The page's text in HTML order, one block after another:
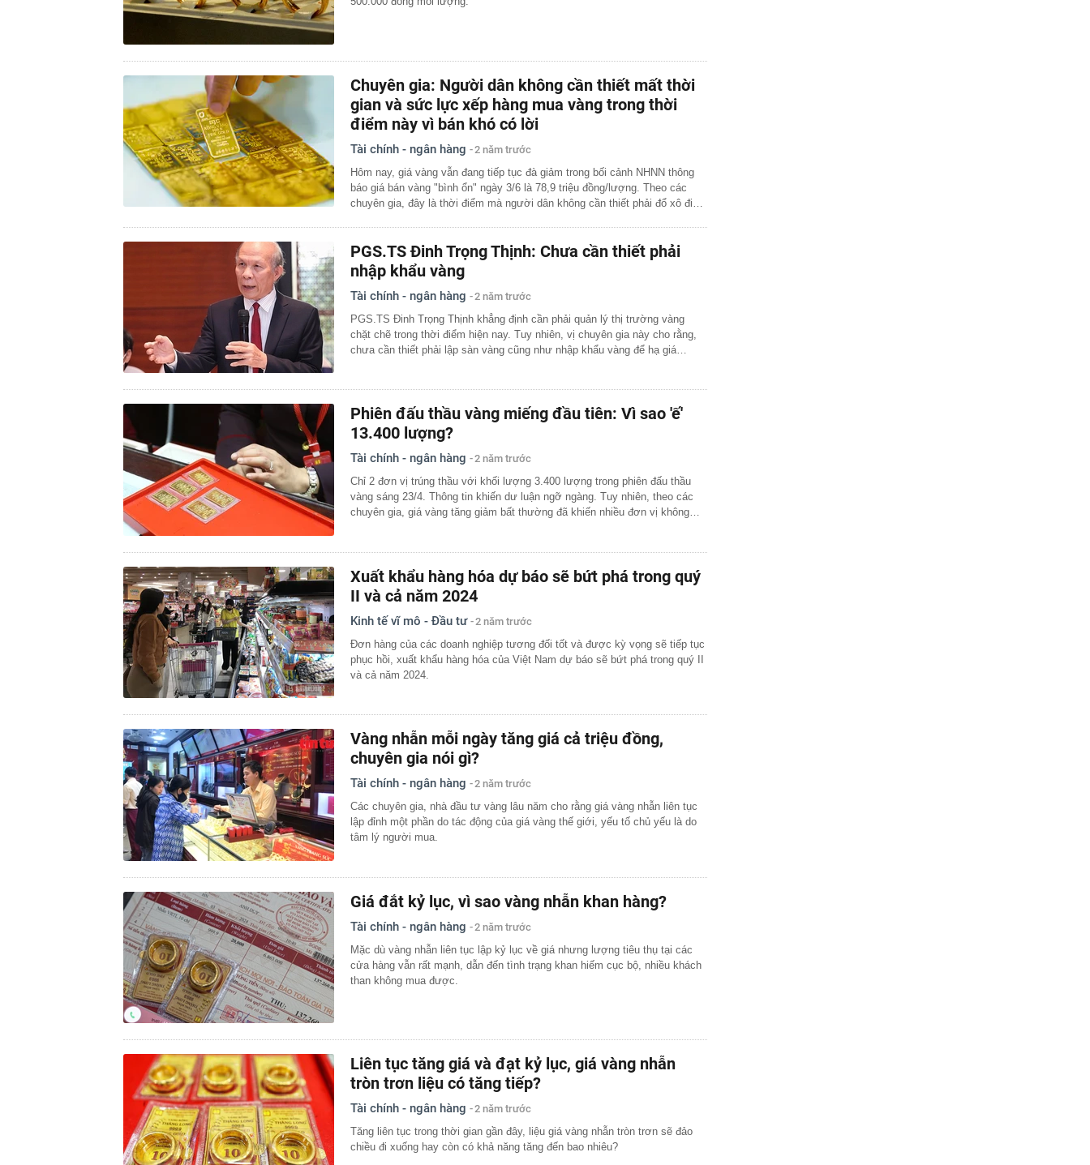
Chuyên gia: Người dân không cần thiết mất thời
gian và sức lực xếp hàng mua vàng trong thời
điểm này vì bán khó có lời
Tài chính - ngân hàng
2 năm trước
Hôm nay, giá vàng vẫn đang tiếp tục đà giảm trong bối cảnh NHNN thông
báo giá bán vàng "bình ổn" ngày 3/6 là 78,9 triệu đồng/lượng. Theo các
chuyên gia, đây là thời điểm mà người dân không cần thiết phải đổ xô đi…
PGS.TS Đinh Trọng Thịnh: Chưa cần thiết phải
nhập khẩu vàng
Tài chính - ngân hàng
2 năm trước
PGS.TS Đinh Trọng Thịnh khẳng định cần phải quản lý thị trường vàng
chặt chẽ trong thời điểm hiện nay. Tuy nhiên, vị chuyên gia này cho rằng,
chưa cần thiết phải lập sàn vàng cũng như nhập khẩu vàng để hạ giá…
Phiên đấu thầu vàng miếng đầu tiên: Vì sao 'ế'
13.400 lượng?
Tài chính - ngân hàng
2 năm trước
Chỉ 2 đơn vị trúng thầu với khối lượng 3.400 lượng trong phiên đấu thầu
vàng sáng 23/4. Thông tin khiến dư luận ngỡ ngàng. Tuy nhiên, theo các
chuyên gia, giá vàng tăng giảm bất thường đã khiến nhiều đơn vị không…
Xuất khẩu hàng hóa dự báo sẽ bứt phá trong quý
II và cả năm 2024
Kinh tế vĩ mô - Đầu tư
2 năm trước
Đơn hàng của các doanh nghiệp tương đối tốt và được kỳ vọng sẽ tiếp tục
phục hồi, xuất khẩu hàng hóa của Việt Nam dự báo sẽ bứt phá trong quý II
và cả năm 2024.
Vàng nhẫn mỗi ngày tăng giá cả triệu đồng,
chuyên gia nói gì?
Tài chính - ngân hàng
2 năm trước
Các chuyên gia, nhà đầu tư vàng lâu năm cho rằng giá vàng nhẫn liên tục
lập đỉnh một phần do tác động của giá vàng thế giới, yếu tố chủ yếu là do
tâm lý người mua.
Giá đắt kỷ lục, vì sao vàng nhẫn khan hàng?
Tài chính - ngân hàng
2 năm trước
Mặc dù vàng nhẫn liên tục lập kỷ lục về giá nhưng lượng tiêu thụ tại các
cửa hàng vẫn rất mạnh, dẫn đến tình trạng khan hiếm cục bộ, nhiều khách
than không mua được.
Liên tục tăng giá và đạt kỷ lục, giá vàng nhẫn
tròn trơn liệu có tăng tiếp?
Tài chính - ngân hàng
2 năm trước
Tăng liên tục trong thời gian gần đây, liệu giá vàng nhẫn tròn trơn sẽ đảo
chiều đi xuống hay còn có khả năng tăng đến bao nhiêu?